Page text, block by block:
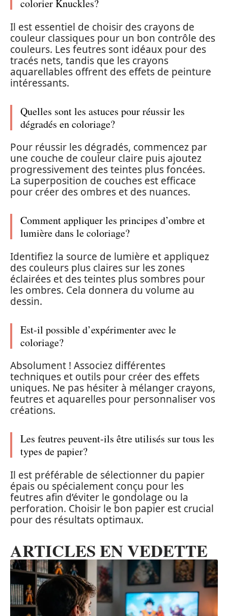
colorier Knuckles?
Il est essentiel de choisir des crayons de
couleur classiques pour un bon contrôle des
couleurs. Les feutres sont idéaux pour des
tracés nets, tandis que les crayons
aquarellables offrent des effets de peinture
intéressants.
Quelles sont les astuces pour réussir les
dégradés en coloriage?
Pour réussir les dégradés, commencez par
une couche de couleur claire puis ajoutez
progressivement des teintes plus foncées.
La superposition de couches est efficace
pour créer des ombres et des nuances.
Comment appliquer les principes d’ombre et
lumière dans le coloriage?
Identifiez la source de lumière et appliquez
des couleurs plus claires sur les zones
éclairées et des teintes plus sombres pour
les ombres. Cela donnera du volume au
dessin.
Est-il possible d’expérimenter avec le
coloriage?
Absolument ! Associez différentes
techniques et outils pour créer des effets
uniques. Ne pas hésiter à mélanger crayons,
feutres et aquarelles pour personnaliser vos
créations.
Les feutres peuvent-ils être utilisés sur tous les
types de papier?
Il est préférable de sélectionner du papier
épais ou spécialement conçu pour les
feutres afin d’éviter le gondolage ou la
perforation. Choisir le bon papier est crucial
pour des résultats optimaux.
ARTICLES EN VEDETTE